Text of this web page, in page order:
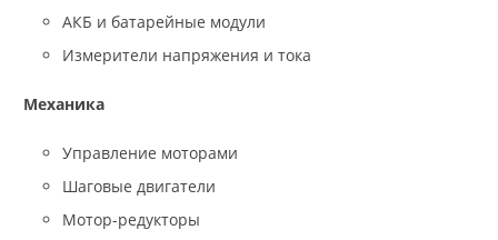
АКБ и батарейные модули
Измерители напряжения и тока
Механика
Управление моторами
Шаговые двигатели
Мотор-редукторы